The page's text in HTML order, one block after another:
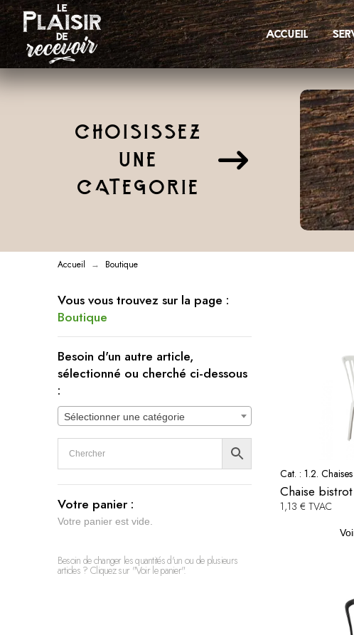
accueil
CHOISISSEZ
UNE
CATEGORIE
Accueil → Boutique
Vous vous trouvez sur la page :
Boutique
Besoin d'un autre article,
sélectionné ou cherché ci-dessous
:
Sélectionner une catégorie
Votre panier :
Votre panier est vide.
Besoin de changer les quantités d'un ou de plusieurs
articles ? Cliquez sur "Voir le panier".
Cat. : 1.2. Chaises
Chaise
1,13 € TVAC